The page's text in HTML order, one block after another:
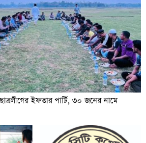
ইফতার পার্টি, ৩০ জনের নামে